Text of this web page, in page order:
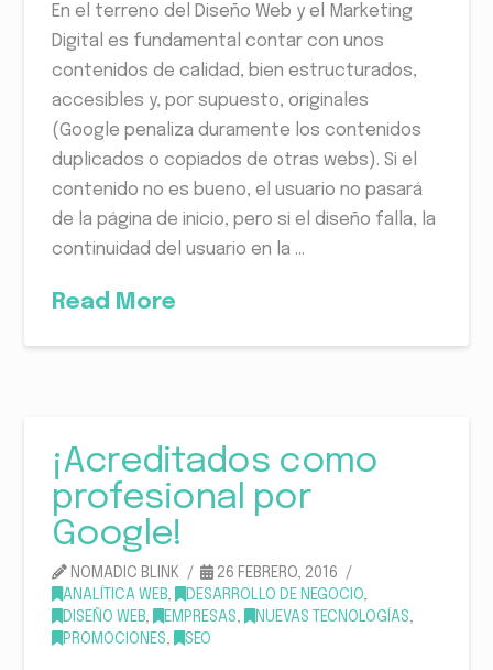
En el terreno del Diseño Web y el Marketing
Digital es fundamental contar con unos
contenidos de calidad, bien estructurados,
accesibles y, por supuesto, originales
(Google penaliza duramente los contenidos
duplicados o copiados de otras webs). Si el
contenido no es bueno, el usuario no pasará
de la página de inicio, pero si el diseño falla, la
continuidad del usuario en la …
Read More
¡Acreditados como
profesional por
Google!
NOMADIC BLINK
26 FEBRERO, 2016
ANALÍTICA WEB
DESARROLLO DE NEGOCIO
DISEÑO WEB
EMPRESAS NUEVAS TECNOLOGÍAS
PROMOCIONES
SEO